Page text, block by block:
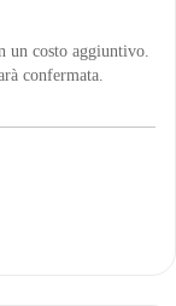
un costo aggiuntivo.
confermata.